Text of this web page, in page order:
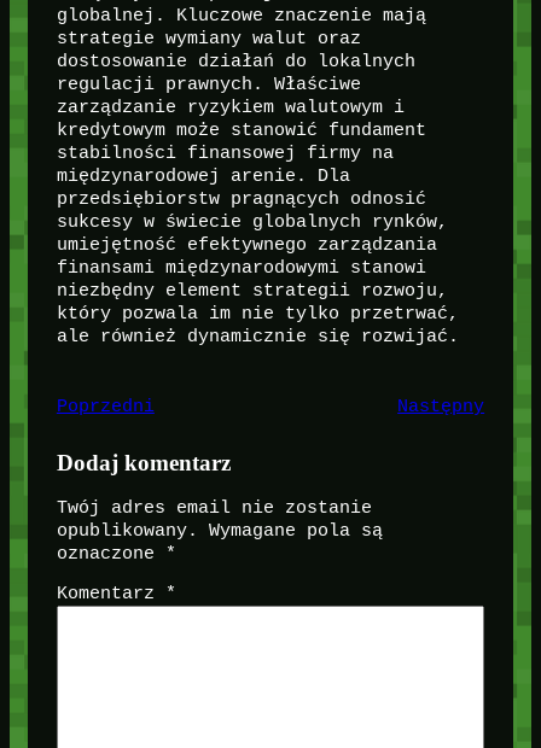
globalnej. Kluczowe znaczenie mają
strategie wymiany walut oraz
dostosowanie działań do lokalnych
regulacji prawnych. Właściwe
zarządzanie ryzykiem walutowym i
kredytowym może stanowić fundament
stabilności finansowej firmy na
międzynarodowej arenie. Dla
przedsiębiorstw pragnących odnosić
sukcesy w świecie globalnych rynków,
umiejętność efektywnego zarządzania
finansami międzynarodowymi stanowi
niezbędny element strategii rozwoju,
który pozwala im nie tylko przetrwać,
ale również dynamicznie się rozwijać.
Poprzedni Następny
Dodaj komentarz
Twój adres email nie zostanie
opublikowany.
Wymagane pola są
oznaczone
*
Komentarz *